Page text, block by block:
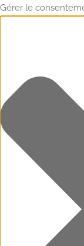
Gérer le